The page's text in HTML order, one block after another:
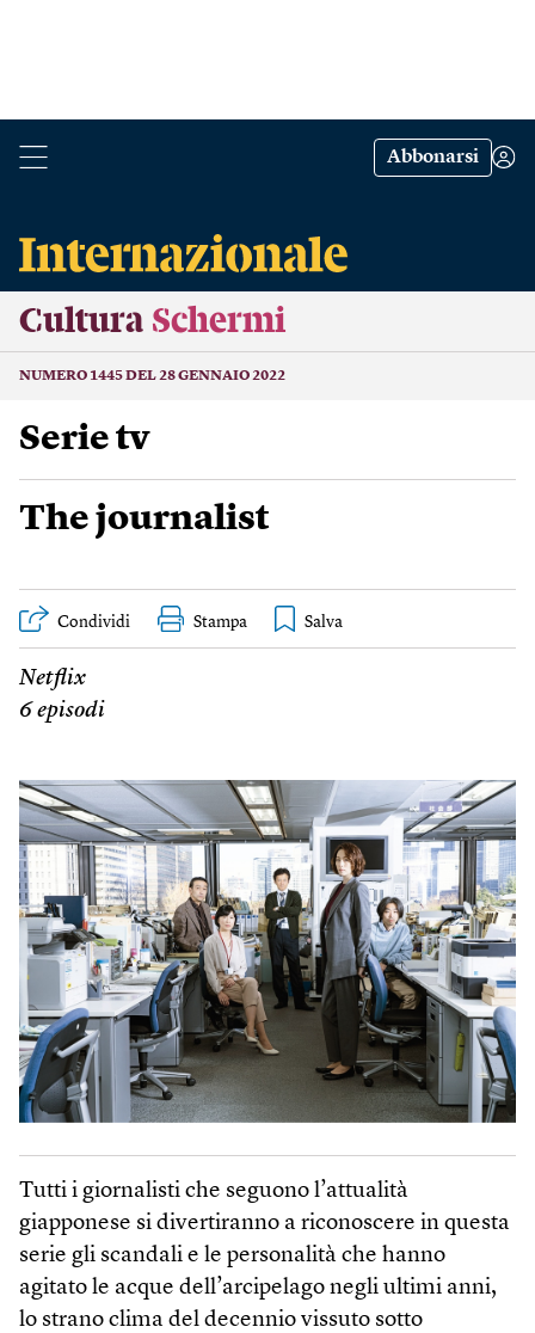
Abbonarsi
Cultura Schermi
NUMERO 1445 DEL 28 GENNAIO 2022
Serie tv
The journalist
Condividi Stampa
Netflix
6 episodi
Tutti i giornalisti che seguono l’attualità
giapponese si divertiranno a riconoscere in questa
serie gli scandali e le personalità che hanno
agitato le acque dell’arcipelago negli ultimi anni,
lo strano clima del decennio vissuto sotto